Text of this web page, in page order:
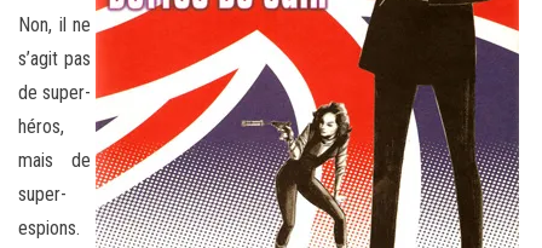
Non, il ne
s’agit pas
de super-
héros,
mais de
super-
espions.